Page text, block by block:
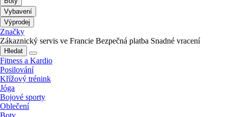
Vybavení
Výprodej
Značky
Zákaznický servis ve Francie Bezpečná platba Snadné vracení
Hledat
Fitness a Kardio
Posilování
Křížový trénink
Jóga
Bojové sporty
Oblečení